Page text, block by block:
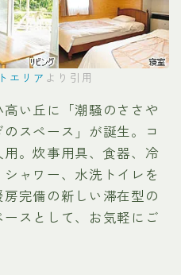
エリア より引用
い丘に「潮騒のささや
スペース」が誕生。コ
。炊事用具、食器、冷
ャワー、水洗トイレを
完備の新しい滞在型の
スとして、お気軽にご